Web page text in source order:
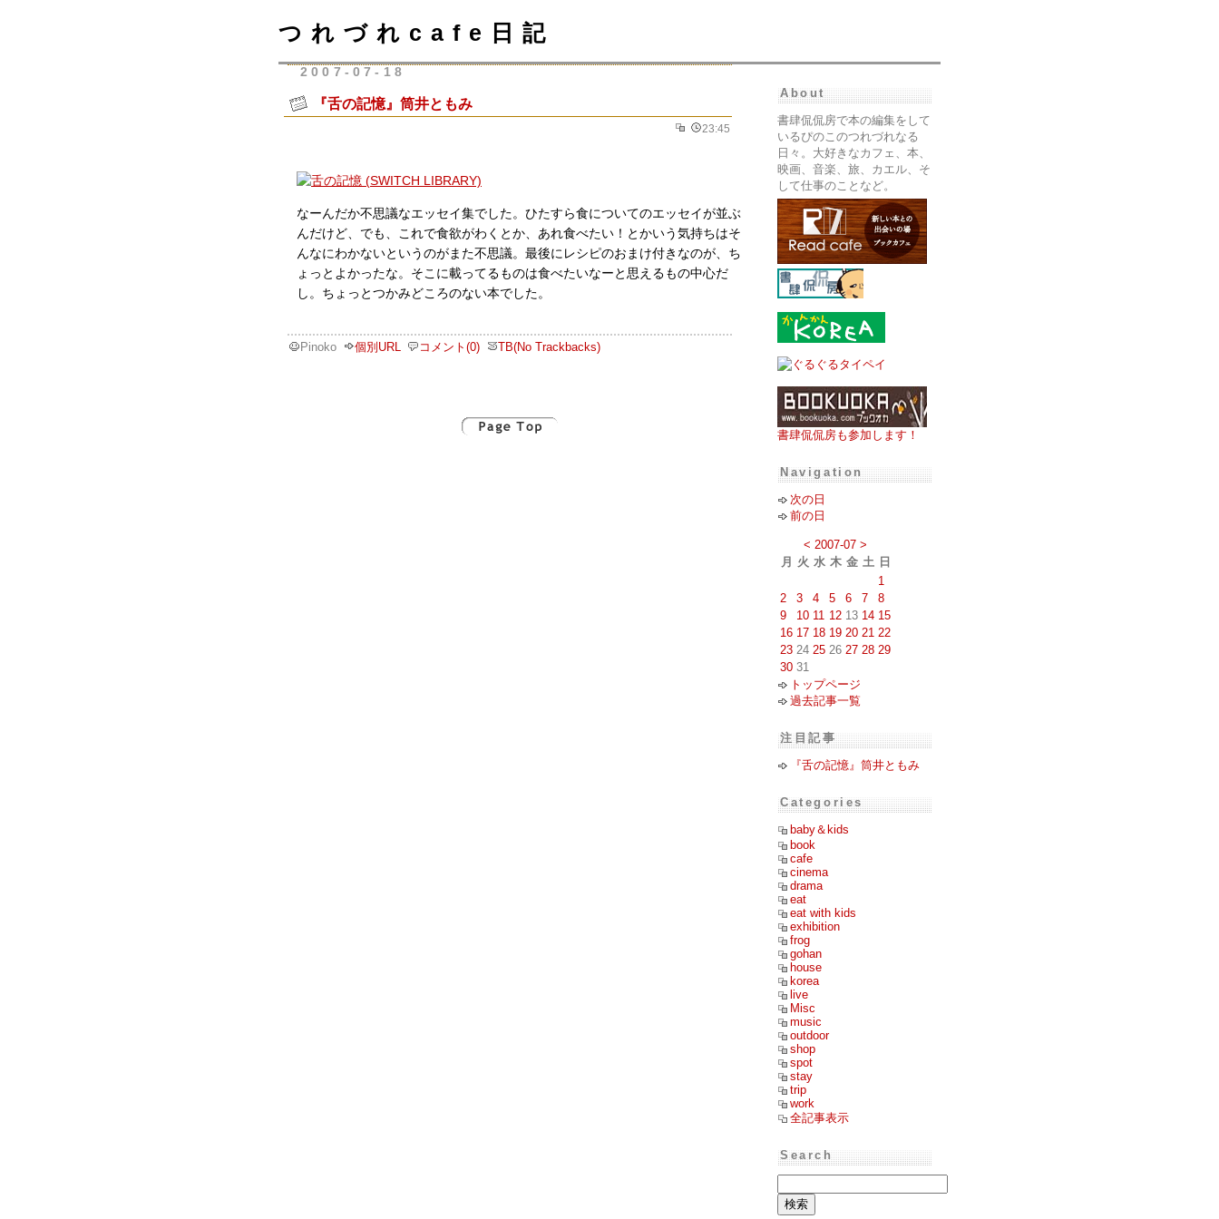
つれづれcafe日記
2007-07-18
『舌の記憶』筒井ともみ
23:45
なーんだか不思議なエッセイ集でした。ひたすら食についてのエッセイが並ぶ
んだけど、でも、これで食欲がわくとか、あれ食べたい！とかいう気持ちはそ
んなにわかないというのがまた不思議。最後にレシピのおまけ付きなのが、ち
ょっとよかったな。そこに載ってるものは食べたいなーと思えるもの中心だ
し。ちょっとつかみどころのない本でした。
Pinoko 個別URL コメント(0) TB(No Trackbacks)
About
書肆侃侃房で本の編集をして
いるぴのこのつれづれなる
日々。大好きなカフェ、本、
映画、音楽、旅、カエル、そ
して仕事のことなど。
書肆侃侃房も参加します！
Navigation
次の日
前の日
< 2007-07 >
月
火 水 木 金 土 日
1
2
3 4 5 6 7
8
9
10 11 12 13 14 15
16 17 18 19 20 21 22
23 24 25 26 27 28 29
30 31
トップページ
過去記事一覧
注目記事
『舌の記憶』筒井ともみ
Categories
baby＆kids
book
cafe
cinema
drama
eat
eat with kids
exhibition
frog
gohan
house
korea
live
Misc
music
outdoor
shop
spot
stay
trip
work
全記事表示
Search